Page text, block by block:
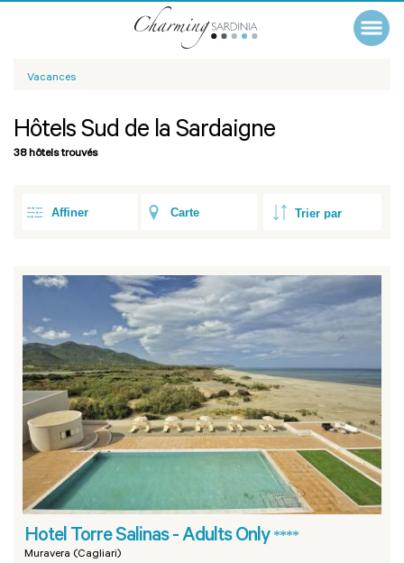
Vacances
Hôtels Sud de la Sardaigne
38 hôtels trouvés
Affiner Carte
Hotel Torre Salinas - Adults Only ****
Muravera (Cagliari)